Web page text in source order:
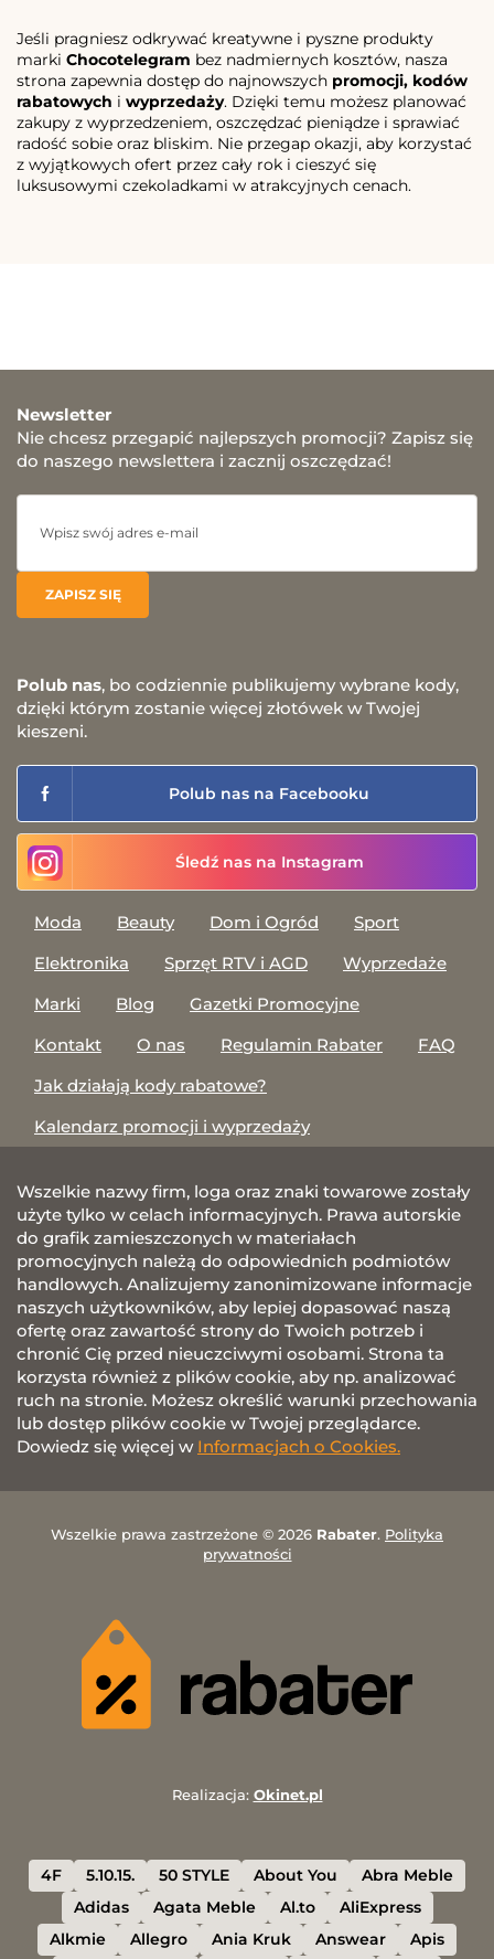
Jeśli pragniesz odkrywać kreatywne i pyszne produkty
marki Chocotelegram bez nadmiernych kosztów, nasza
strona zapewnia dostęp do najnowszych promocji, kodów
rabatowych i wyprzedaży. Dzięki temu możesz planować
zakupy z wyprzedzeniem, oszczędzać pieniądze i sprawiać
radość sobie oraz bliskim. Nie przegap okazji, aby korzystać
z wyjątkowych ofert przez cały rok i cieszyć się
luksusowymi czekoladkami w atrakcyjnych cenach.
Newsletter
Nie chcesz przegapić najlepszych promocji? Zapisz się
do naszego newslettera i zacznij oszczędzać!
Polub nas, bo codziennie publikujemy wybrane kody,
dzięki którym zostanie więcej złotówek w Twojej
kieszeni.
Polub nas na Facebooku
Śledź nas na Instagram
Moda Beauty Dom i Ogród
Sport
Elektronika
Sprzęt RTV i AGD
Wyprzedaże
Marki
Blog
Gazetki Promocyjne
Kontakt
O nas Regulamin Rabater
FAQ
Jak działają kody rabatowe?
Kalendarz promocji i wyprzedaży
Wszelkie nazwy firm, loga oraz znaki towarowe zostały
użyte tylko w celach informacyjnych. Prawa autorskie
do grafik zamieszczonych w materiałach
promocyjnych należą do odpowiednich podmiotów
handlowych. Analizujemy zanonimizowane informacje
naszych użytkowników, aby lepiej dopasować naszą
ofertę oraz zawartość strony do Twoich potrzeb i
chronić Cię przed nieuczciwymi osobami. Strona ta
korzysta również z plików cookie, aby np. analizować
ruch na stronie. Możesz określić warunki przechowania
lub dostęp plików cookie w Twojej przeglądarce.
Dowiedz się więcej w Informacjach o Cookies.
Wszelkie prawa zastrzeżone © 2026 Rabater. Polityka
prywatności
Realizacja: Okinet.pl
4F 5.10.15. 50 STYLE About You
Abra Meble
Adidas
Agata Meble Al.to
AliExpress
Alkmie
Allegro Ania Kruk Answear Apis